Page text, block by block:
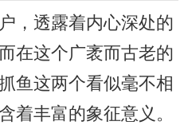
，透露着内心深处的
在这个广袤而古老的
鱼这两个看似毫不相
着丰富的象征意义。